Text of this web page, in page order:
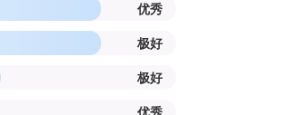
优秀
极好
极好
优秀